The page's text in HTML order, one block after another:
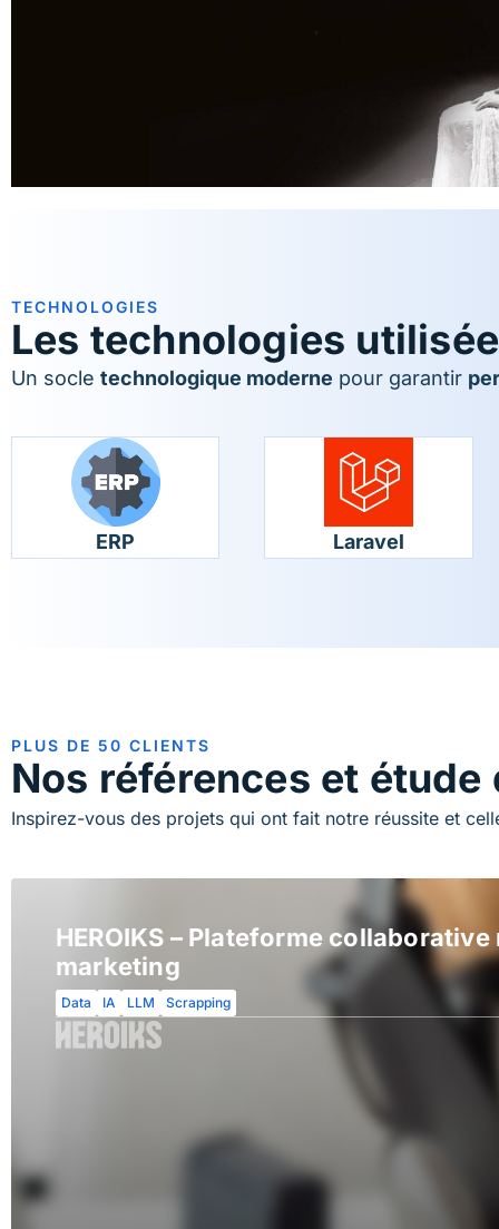
TECHNOLOGIES
Les technologies
Un socle technologique moderne pour garantir
ERP Laravel
PLUS DE 50 CLIENTS
Nos références et étude
Inspirez-vous des projets qui ont fait notre réussite et
HEROIKS – Plateforme
marketing
Data IA LLM Scrapping